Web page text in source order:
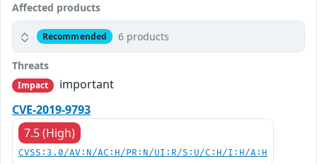
Affected products
Recommended 6 products
Threats
Impact
important
CVE-2019-9793
7.5 (High)
CVSS:3.0/AV:N/AC:H/PR:N/UI:R/S:U/C:H/I:H/A:H